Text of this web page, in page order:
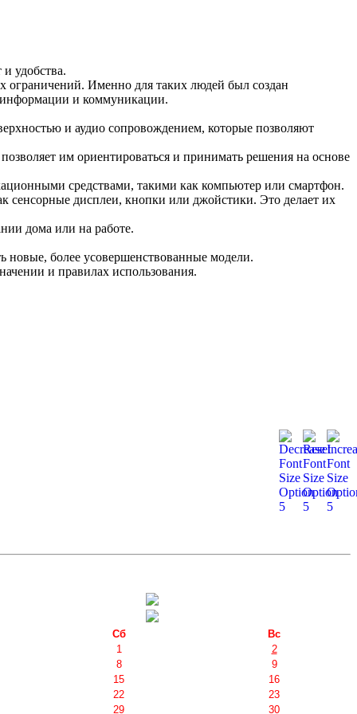
удобства.
ограничений. Именно для таких людей был создан
и коммуникации.
и аудио сопровождением, которые позволяют
им ориентироваться и принимать решения на основе
средствами, такими как компьютер или смартфон.
сенсорные дисплеи, кнопки или джойстики. Это делает их
дома или на работе.
новые, более усовершенствованные модели.
и правилах использования.
Сб
Вс
1
2
8
9
15
16
22
23
29 30